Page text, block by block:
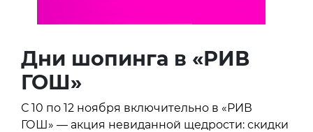
Дни шопинга в «РИВ
ГОШ»
С 10 по 12 ноября включительно в «РИВ
ГОШ» — акция невиданной щедрости: скидки